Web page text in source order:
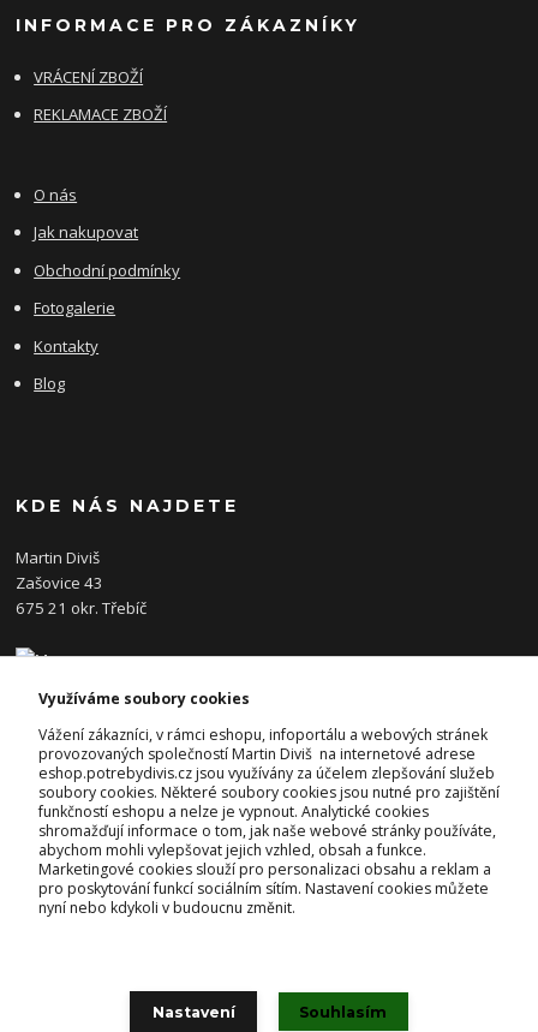
INFORMACE PRO ZÁKAZNÍKY
VRÁCENÍ ZBOŽÍ
REKLAMACE ZBOŽÍ
O nás
Jak nakupovat
Obchodní podmínky
Fotogalerie
Kontakty
Blog
KDE NÁS NAJDETE
Martin Diviš
Zašovice 43
675 21 okr. Třebíč
KONTAKTY
Josef Diviš
+420 728 382 742
(Po-Pá, 7-17hod.)
prodejna@potrebydivis.cz
Využíváme soubory cookies
Vážení zákazníci, v rámci eshopu, infoportálu a webových stránek
provozovaných společností Martin Diviš na internetové adrese
eshop.potrebydivis.cz jsou využívány za účelem zlepšování služeb
soubory cookies. Některé soubory cookies jsou nutné pro zajištění
funkčností eshopu a nelze je vypnout. Analytické cookies
shromažďují informace o tom, jak naše webové stránky používáte,
abychom mohli vylepšovat jejich vzhled, obsah a funkce.
Marketingové cookies slouží pro personalizaci obsahu a reklam a
pro poskytování funkcí sociálním sítím. Nastavení cookies můžete
nyní nebo kdykoli v budoucnu změnit.
Nastavení Souhlasím